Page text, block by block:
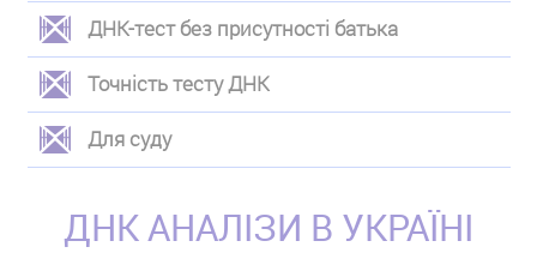
ДНК-тест без присутності батька
Точність тесту ДНК
Для суду
ДНК АНАЛІЗИ В УКРАЇНІ